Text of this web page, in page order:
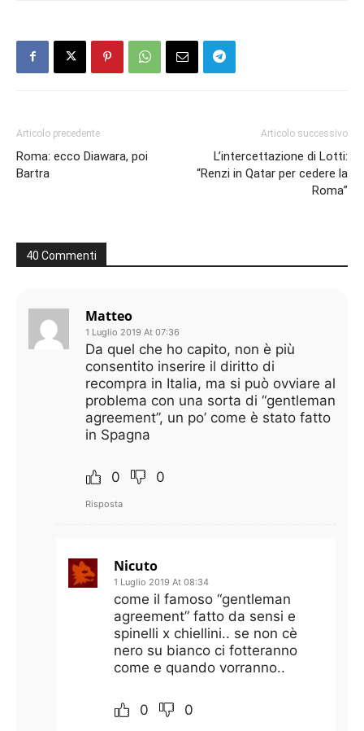
Articolo precedente
Roma: ecco Diawara, poi
Bartra
Articolo successivo
L’intercettazione di Lotti:
“Renzi in Qatar per cedere la
Roma”
40 Commenti
Matteo
1 Luglio 2019 At 07:36
Da quel che ho capito, non è più
consentito inserire il diritto di
recompra in Italia, ma si può ovviare al
problema con una sorta di “gentleman
agreement”, un po’ come è stato fatto
in Spagna
0 0
Risposta
Nicuto
1 Luglio 2019 At 08:34
come il famoso “gentleman
agreement” fatto da sensi e
spinelli x chiellini.. se non cè
nero su bianco ci fotteranno
come e quando vorranno..
0 0